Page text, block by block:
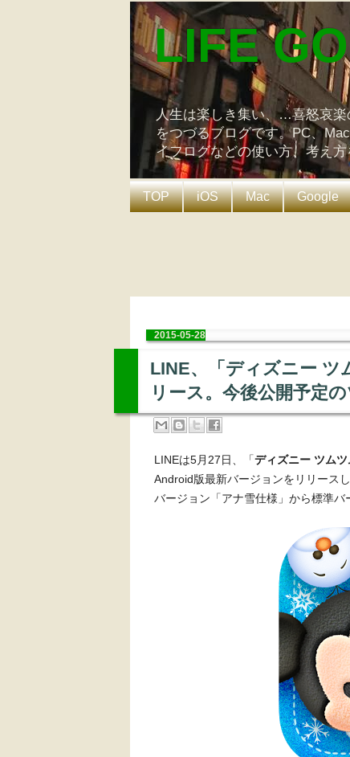
LIFE
人生は楽しき集い、…喜怒哀楽
をつづるブログです。PC、
イフログなどの使い方、考え
TOP iOS Mac Google
2015-05-28
LINE、「ディズニー ツ
リース。今後公開予定
LINEは5月27日、「ディズニー ツムツ
Android版最新バージョンをリリース
バージョン「アナ雪仕様」から標準バ